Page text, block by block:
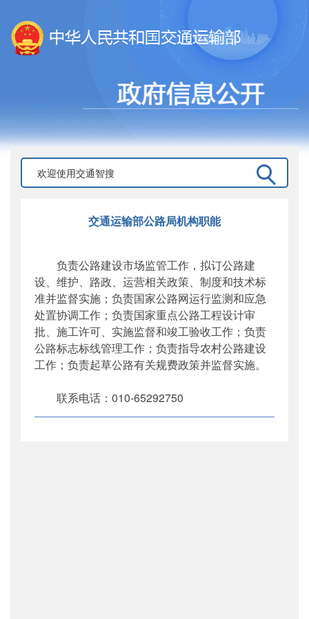
交通运输部公路局机构职能
负责公路建设市场监管工作，拟订公路建
设、维护、路政、运营相关政策、制度和技术标
准并监督实施；负责国家公路网运行监测和应急
处置协调工作；负责国家重点公路工程设计审
批、施工许可、实施监督和竣工验收工作；负责
公路标志标线管理工作；负责指导农村公路建设
工作；负责起草公路有关规费政策并监督实施。
联系电话：010-65292750